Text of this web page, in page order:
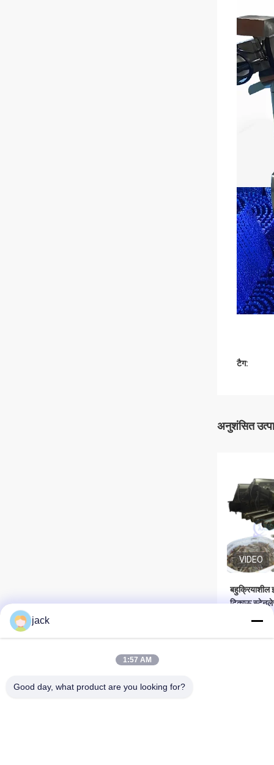
टैग:
अनुशंसित
VIDEO
बहुक्रियाशील
टिकाऊ
jack
1:57 AM
Good day, what product are you looking for?